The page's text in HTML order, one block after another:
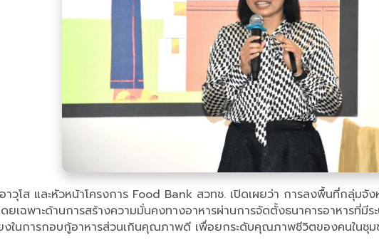
วุโส และหัวหน้าโครงการ Food Bank สวทช. เปิดเผยว่า การลงพื้นที่กลุ่ม
ดยเฉพาะด้านการสร้างความมั่นคงทางอาหารผ่านการจัดตั้งธนาคารอาหาร
งในการกอบกู้อาหารส่วนเกินคุณภาพดี เพื่อยกระดับคุณภาพชีวิตของคนในชุ